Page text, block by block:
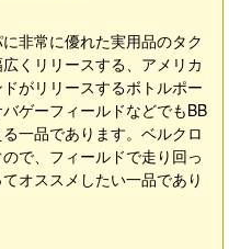
非常に優れた実用品のタク
くリリースする、アメリカ
がリリースするボトルポー
ゲーフィールドなどでもBB
一品であります。ベルクロ
で、フィールドで走り回っ
オススメしたい一品であり